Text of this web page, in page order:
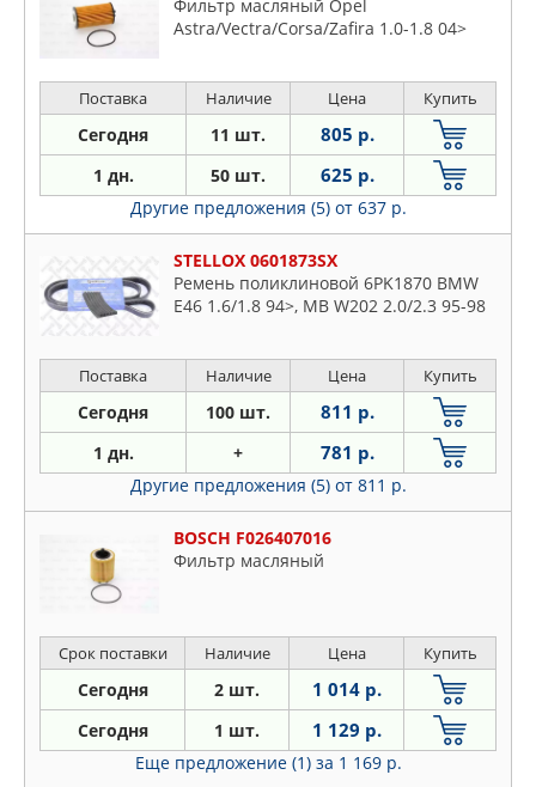
Фильтр масляный Opel
Astra/Vectra/Corsa/Zafira 1.0-1.8 04>
Поставка Наличие Цена Купить
Сегодня 11 шт. 805 р.
1 дн. 50 шт. 625 р.
Другие предложения (5) от 637 р.
STELLOX 0601873SX
Ремень поликлиновой 6PK1870 BMW
E46 1.6/1.8 94>, MB W202 2.0/2.3 95-98
Поставка Наличие Цена Купить
Сегодня 100 шт. 811 р.
1 дн. + 781 р.
Другие предложения (5) от 811 р.
BOSCH F026407016
Фильтр масляный
Срок поставки Наличие Цена Купить
Сегодня 2 шт. 1 014 р.
Сегодня 1 шт. 1 129 р.
Еще предложение (1) за 1 169 р.